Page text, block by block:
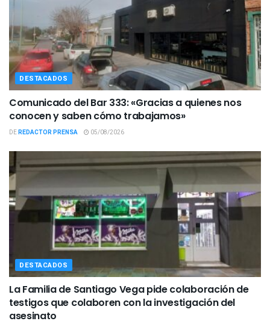
DESTACADOS
Comunicado del Bar 333: «Gracias a quienes nos
conocen y saben cómo trabajamos»
DEREDACTOR PRENSA 05/08/2026
DESTACADOS
La Familia de Santiago Vega pide colaboración de
testigos que colaboren con la investigación del
asesinato